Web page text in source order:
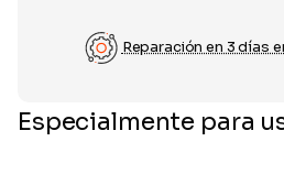
Reparación en 3 días
Especialmente para